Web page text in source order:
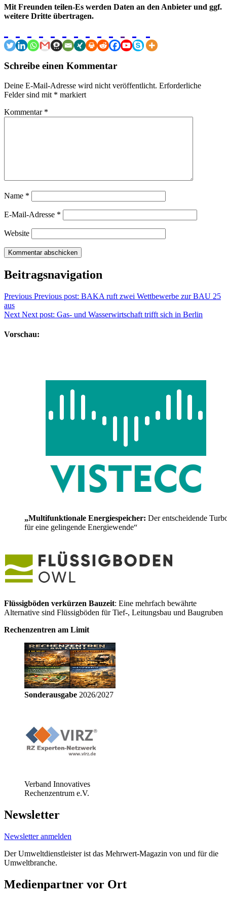
Mit Freunden teilen-Es werden Daten an den Anbieter und ggf.
weitere Dritte übertragen.
Schreibe einen Kommentar
Deine E-Mail-Adresse wird nicht veröffentlicht. Erforderliche
Felder sind mit * markiert
Kommentar *
Name *
E-Mail-Adresse *
Website
Beitragsnavigation
Previous Previous post: BAKA ruft zwei Wettbewerbe zur BAU 25
aus
Next Next post: Gas- und Wasserwirtschaft trifft sich in Berlin
Vorschau:
„Multifunktionale Energiespeicher: Der entscheidende
für eine gelingende Energiewende“
Flüssigböden verkürzen Bauzeit: Eine mehrfach bewährte
Alternative sind Flüssigböden für Tief-, Leitungsbau und Baugruben
Rechenzentren am Limit
Sonderausgabe 2026/2027
Verband Innovatives
Rechenzentrum e.V.
Newsletter
Newsletter anmelden
Der Umweltdienstleister ist das Mehrwert-Magazin von und für die
Umweltbranche.
Medienpartner vor Ort